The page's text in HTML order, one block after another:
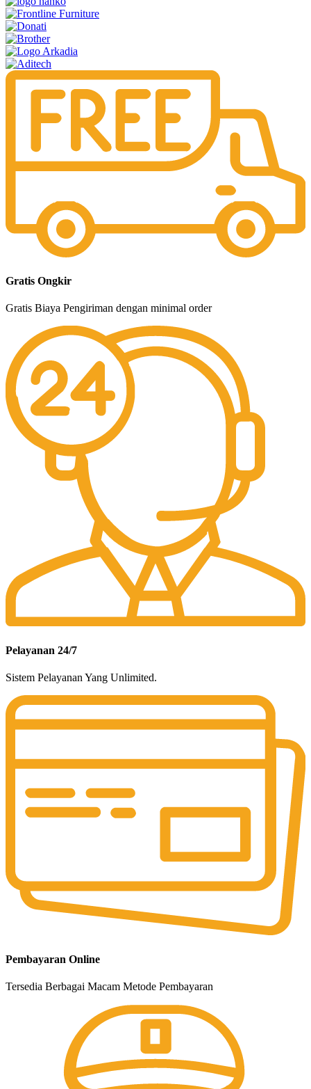
Gratis Ongkir
Gratis Biaya Pengiriman dengan minimal order
Pelayanan 24/7
Sistem Pelayanan Yang Unlimited.
Pembayaran Online
Tersedia Berbagai Macam Metode Pembayaran